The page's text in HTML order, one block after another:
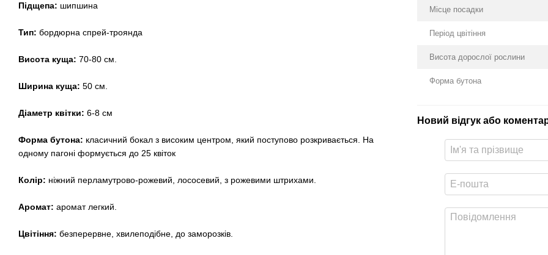
Підщепа: шипшина
Тип: бордюрна спрей-троянда
Висота куща: 70-80 см.
Ширина куща: 50 см.
Діаметр квітки: 6-8 см
Форма бутона: класичний бокал з високим центром, який поступово розкривається. На
одному пагоні формується до 25 квіток
Колір: ніжний перламутрово-рожевий, лососевий, з рожевими штрихами.
Аромат: аромат легкий.
Цвітіння: безперервне, хвилеподібне, до заморозків.
Місце посадки
Період цвітіння
Висота дорослої рослини
Форма бутона
Новий відгук або